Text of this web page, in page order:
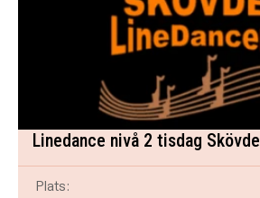
Linedance nivå 2 tisdag Skövde
Plats: